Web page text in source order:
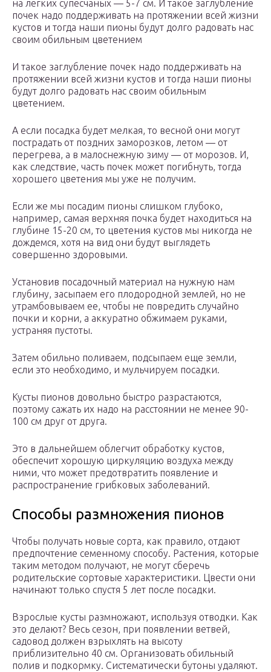
на легких супесчаных — 5-7 см. И такое заглубление
почек надо поддерживать на протяжении всей жизни
кустов и тогда наши пионы будут долго радовать нас
своим обильным цветением
И такое заглубление почек надо поддерживать на
протяжении всей жизни кустов и тогда наши пионы
будут долго радовать нас своим обильным
цветением.
А если посадка будет мелкая, то весной они могут
пострадать от поздних заморозков, летом — от
перегрева, а в малоснежную зиму — от морозов. И,
как следствие, часть почек может погибнуть, тогда
хорошего цветения мы уже не получим.
Если же мы посадим пионы слишком глубоко,
например, самая верхняя почка будет находиться на
глубине 15-20 см, то цветения кустов мы никогда не
дождемся, хотя на вид они будут выглядеть
совершенно здоровыми.
Установив посадочный материал на нужную нам
глубину, засыпаем его плодородной землей, но не
утрамбовываем ее, чтобы не повредить случайно
почки и корни, а аккуратно обжимаем руками,
устраняя пустоты.
Затем обильно поливаем, подсыпаем еще земли,
если это необходимо, и мульчируем посадки.
Кусты пионов довольно быстро разрастаются,
поэтому сажать их надо на расстоянии не менее 90-
100 см друг от друга.
Это в дальнейшем облегчит обработку кустов,
обеспечит хорошую циркуляцию воздуха между
ними, что может предотвратить появление и
распространение грибковых заболеваний.
Способы размножения пионов
Чтобы получать новые сорта, как правило, отдают
предпочтение семенному способу. Растения, которые
таким методом получают, не могут сберечь
родительские сортовые характеристики. Цвести они
начинают только спустя 5 лет после посадки.
Взрослые кусты размножают, используя отводки. Как
это делают? Весь сезон, при появлении ветвей,
садовод должен взрыхлять на высоту
приблизительно 40 см. Организовать обильный
полив и подкормку. Систематически бутоны удаляют.